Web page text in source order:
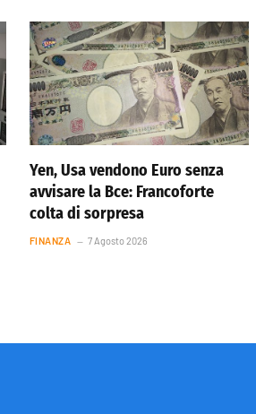
Yen, Usa vendono Euro senza
avvisare la Bce: Francoforte
colta di sorpresa
FINANZA 7 Agosto 2026